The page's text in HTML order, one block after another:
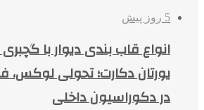
5 روز پیش
انواع قاب بندی دیوار با
یورتان دکارت؛ تحولی لوکس،
در دکوراسیون داخلی